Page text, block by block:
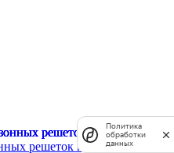
решеток и бордюра New
Политика
обработки
данных